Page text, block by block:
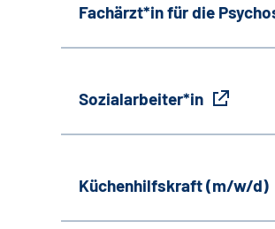
Fachärzt*in für die
Sozialarbeiter*in
Küchenhilfskraft (m/w/d)